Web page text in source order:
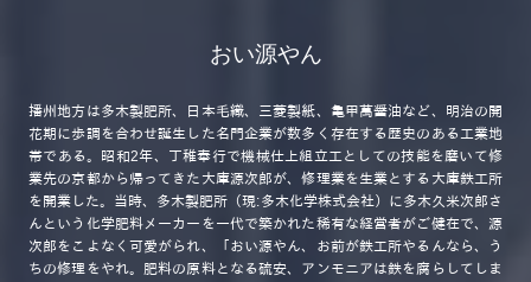
おい源やん
播州地方は多木製肥所、日本毛織、三菱製紙、亀甲萬醤油など、明治の開
花期に歩調を合わせ誕生した名門企業が数多く存在する歴史のある工業地
帯である。昭和2年、丁稚奉行で機械仕上組立工としての技能を磨いて修
業先の京都から帰ってきた大庫源次郎が、修理業を生業とする大庫鉄工所
を開業した。当時、多木製肥所（現:多木化学株式会社）に多木久米次郎さ
んという化学肥料メーカーを一代で築かれた稀有な経営者がご健在で、源
次郎をこよなく可愛がられ、「おい源やん、お前が鉄工所やるんなら、う
ちの修理をやれ。肥料の原料となる硫安、アンモニアは鉄を腐らしてしま